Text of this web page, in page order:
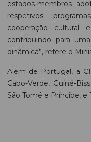
estados-membros
respetivos
cooperação cultural
contribuindo para
dinâmica”, refere o
Além de Portugal, a
Cabo-Verde, Guiné-
São Tomé e Príncipe, e